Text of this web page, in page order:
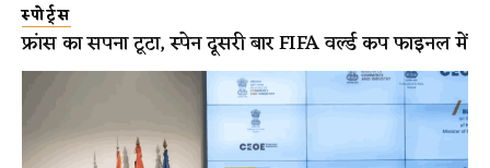
स्पोर्ट्स
फ्रांस का सपना टूटा, स्पेन दूसरी बार FIFA वर्ल्ड कप फाइनल में